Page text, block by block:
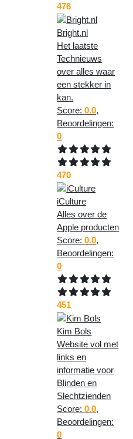
476
Bright.nl
Het laatste
Technieuws
over alles waar
een stekker in
kan.
Score:0.0,
Beoordelingen:
0
470
iCulture
Alles over de
Apple producten
Score:0.0,
Beoordelingen:
0
451
Kim Bols
Website vol met
links en
informatie voor
Blinden en
Slechtzienden
Score:0.0,
Beoordelingen:
0